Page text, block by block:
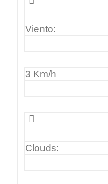
Viento:
3 Km/h
Clouds: